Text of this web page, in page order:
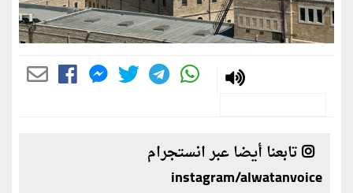
تابعنا أيضا عبر انستجرام
instagram/alwatanvoice